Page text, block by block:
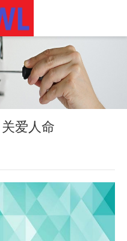
爱人命